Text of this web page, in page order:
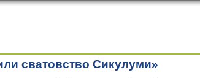
сватовство Сикулуми»